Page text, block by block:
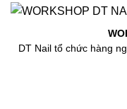
DT Nail tổ chức hàng